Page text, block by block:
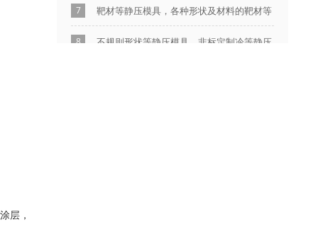
层，
7
靶材等静压模具，各种形状及材料的靶材等
静压成型模具全套设计加工
8
不规则形状等静压模具，非标定制冷等静压